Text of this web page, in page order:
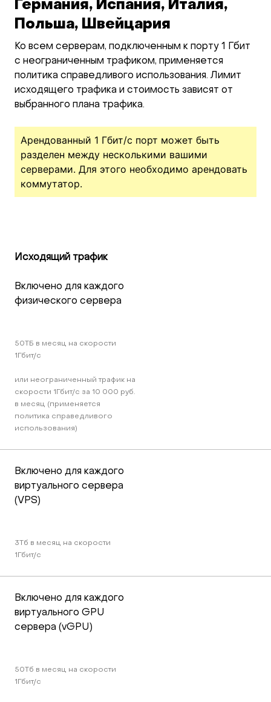
Германия, Испания, Италия,
Польша, Швейцария
Ко всем серверам, подключенным к порту 1 Гбит
с неограниченным трафиком, применяется
политика справедливого использования. Лимит
исходящего трафика и стоимость зависят от
выбранного плана трафика.
Арендованный 1 Гбит/c порт может быть
разделен между несколькими вашими
серверами. Для этого необходимо арендовать
коммутатор.
Исходящий трафик
Включено для каждого
физического сервера
50TБ в месяц на скорости
1Гбит/c
или неограниченный трафик на
скорости 1Гбит/c за 10 000 руб.
в месяц (применяется
политика справедливого
использования)
Включено для каждого
виртуального сервера
(VPS)
3Тб в месяц на скорости
1Гбит/c
Включено для каждого
виртуального GPU
сервера (vGPU)
50Тб в месяц на скорости
1Гбит/c